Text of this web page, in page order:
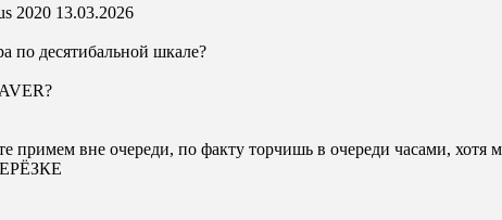
2020 13.03.2026
по десятибальной шкале?
примем вне очереди, по факту торчишь в очереди часами,